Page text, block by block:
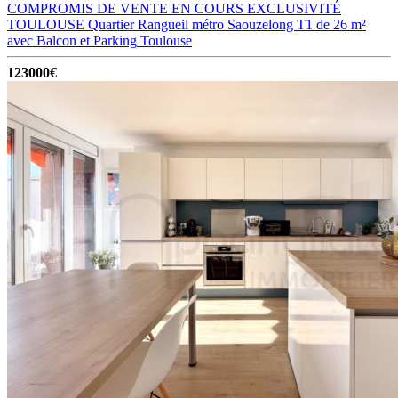
COMPROMIS DE VENTE EN COURS EXCLUSIVITÉ
TOULOUSE Quartier Rangueil métro Saouzelong T1 de 26 m²
avec Balcon et Parking Toulouse
123000€